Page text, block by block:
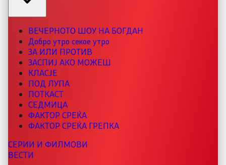
ВЕЧЕРНОТО ШОУ НА БОГДАН
Добро утро секое утро
ЗА ИЛИ ПРОТИВ
ЗАСПИЈ АКО МОЖЕШ
КЛАСЈЕ
ПОД ЛУПА
ПОТКАСТ
СЕДМИЦА
ФАКТОР СРЕЌА
ФАКТОР СРЕЌА ГРЕПКА
СЕРИИ И ФИЛМОВИ
ВЕСТИ